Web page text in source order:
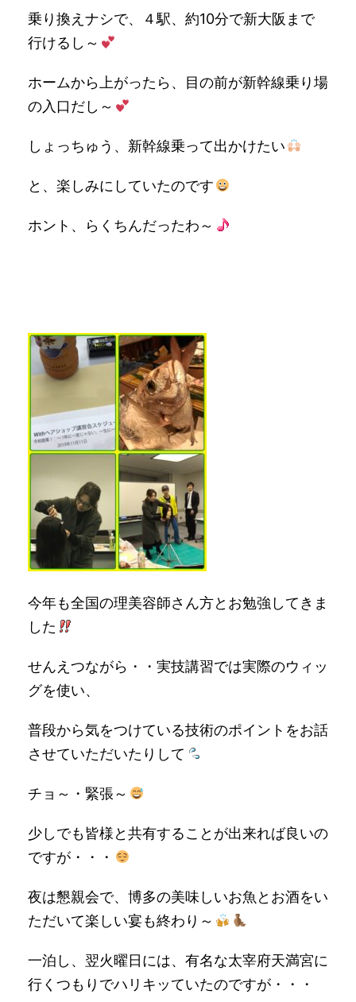
乗り換えナシで、４駅、約10分で新大阪まで
行けるし～
ホームから上がったら、目の前が新幹線乗り場
の入口だし～
しょっちゅう、新幹線乗って出かけたい
と、楽しみにしていたのです
ホント、らくちんだったわ～
今年も全国の理美容師さん方とお勉強してきま
した
せんえつながら・・実技講習では実際のウィッ
グを使い、
普段から気をつけている技術のポイントをお話
させていただいたりして
チョ～・緊張～
少しでも皆様と共有することが出来れば良いの
ですが・・・
夜は懇親会で、博多の美味しいお魚とお酒をい
ただいて楽しい宴も終わり～
一泊し、翌火曜日には、有名な太宰府天満宮に
行くつもりでハリキッていたのですが・・・